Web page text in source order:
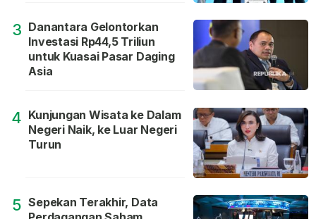
3 Danantara Gelontorkan
Investasi Rp44,5 Triliun
untuk Kuasai Pasar Daging
Asia
4 Kunjungan Wisata ke Dalam
Negeri Naik, ke Luar Negeri
Turun
5 Sepekan Terakhir, Data